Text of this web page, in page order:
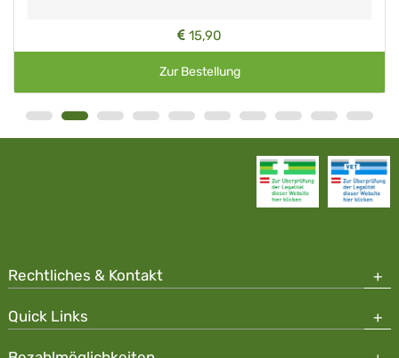
15,90
Zur Bestellung
Rechtliches & Kontakt
Quick Links